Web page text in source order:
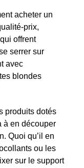
acheter un
prix,
offrent
serrer sur
avec
blondes
produits dotés
à en découper
Quoi qu’il en
ou les
sur le support